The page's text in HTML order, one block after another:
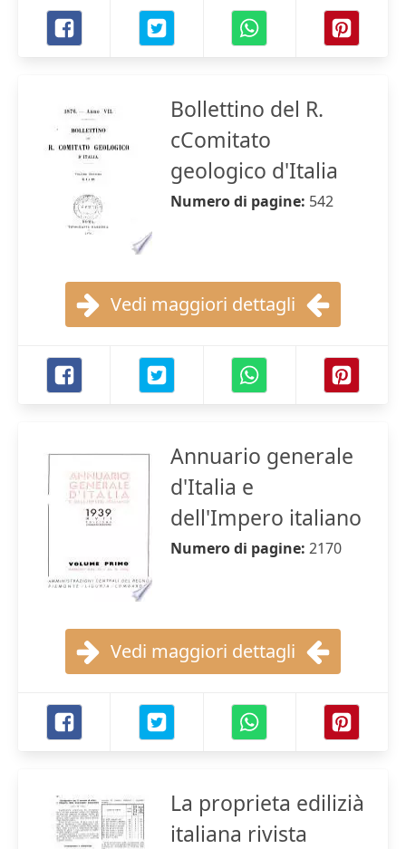
Bollettino del R.
cComitato
geologico d'Italia
Numero di pagine: 542
Vedi maggiori dettagli
Annuario generale
d'Italia e
dell'Impero italiano
Numero di pagine: 2170
Vedi maggiori dettagli
La proprieta edilizià
italiana rivista